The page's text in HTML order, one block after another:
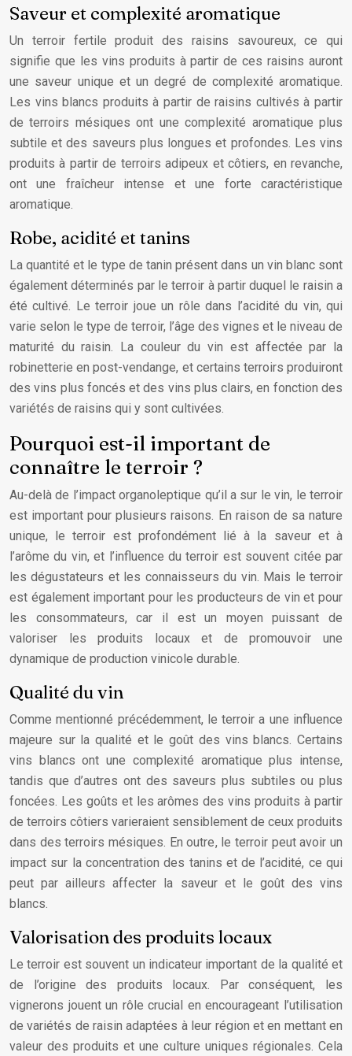
Saveur et complexité aromatique
Un terroir fertile produit des raisins savoureux, ce qui
signifie que les vins produits à partir de ces raisins auront
une saveur unique et un degré de complexité aromatique.
Les vins blancs produits à partir de raisins cultivés à partir
de terroirs mésiques ont une complexité aromatique plus
subtile et des saveurs plus longues et profondes. Les vins
produits à partir de terroirs adipeux et côtiers, en revanche,
ont une fraîcheur intense et une forte caractéristique
aromatique.
Robe, acidité et tanins
La quantité et le type de tanin présent dans un vin blanc sont
également déterminés par le terroir à partir duquel le raisin a
été cultivé. Le terroir joue un rôle dans l’acidité du vin, qui
varie selon le type de terroir, l’âge des vignes et le niveau de
maturité du raisin. La couleur du vin est affectée par la
robinetterie en post-vendange, et certains terroirs produiront
des vins plus foncés et des vins plus clairs, en fonction des
variétés de raisins qui y sont cultivées.
Pourquoi est-il important de
connaître le terroir ?
Au-delà de l’impact organoleptique qu’il a sur le vin, le terroir
est important pour plusieurs raisons. En raison de sa nature
unique, le terroir est profondément lié à la saveur et à
l’arôme du vin, et l’influence du terroir est souvent citée par
les dégustateurs et les connaisseurs du vin. Mais le terroir
est également important pour les producteurs de vin et pour
les consommateurs, car il est un moyen puissant de
valoriser les produits locaux et de promouvoir une
dynamique de production vinicole durable.
Qualité du vin
Comme mentionné précédemment, le terroir a une influence
majeure sur la qualité et le goût des vins blancs. Certains
vins blancs ont une complexité aromatique plus intense,
tandis que d’autres ont des saveurs plus subtiles ou plus
foncées. Les goûts et les arômes des vins produits à partir
de terroirs côtiers varieraient sensiblement de ceux produits
dans des terroirs mésiques. En outre, le terroir peut avoir un
impact sur la concentration des tanins et de l’acidité, ce qui
peut par ailleurs affecter la saveur et le goût des vins
blancs.
Valorisation des produits locaux
Le terroir est souvent un indicateur important de la qualité et
de l’origine des produits locaux. Par conséquent, les
vignerons jouent un rôle crucial en encourageant l’utilisation
de variétés de raisin adaptées à leur région et en mettant en
valeur des produits et une culture uniques régionales. Cela